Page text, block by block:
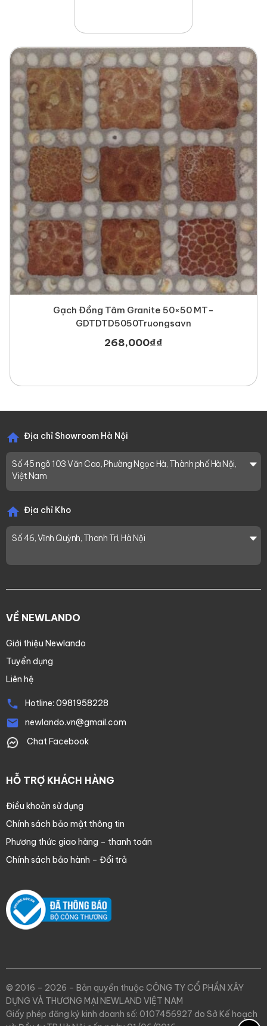
Gạch Đồng Tâm Granite 50×50 MT-
GDTDTD5050Truongsavn
268,000₫₫
Địa chỉ Showroom Hà Nội
Số 45 ngõ 103 Văn Cao, Phường Ngọc Hà, Thành phố Hà Nội,
Việt Nam
Địa chỉ Kho
Số 46, Vĩnh Quỳnh, Thanh Trì, Hà Nội
VỀ NEWLANDO
Giới thiệu Newlando
Tuyển dụng
Liên hệ
Hotline: 0981958228
newlando.vn@gmail.com
Chat Facebook
HỖ TRỢ KHÁCH HÀNG
Điều khoản sử dụng
Chính sách bảo mật thông tin
Phương thức giao hàng – thanh toán
Chính sách bảo hành – Đổi trả
© 2016 – 2026 – Bản quyền thuộc CÔNG TY CỔ PHẦN XÂY
DỰNG VÀ THƯƠNG MẠI NEWLAND VIỆT NAM
Giấy phép đăng ký kinh doanh số: 0107456927 do Sở Kế hoạch